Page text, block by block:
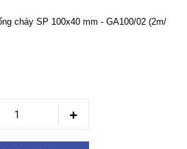
cháy SP 100x40 mm - GA100/02 (2m/